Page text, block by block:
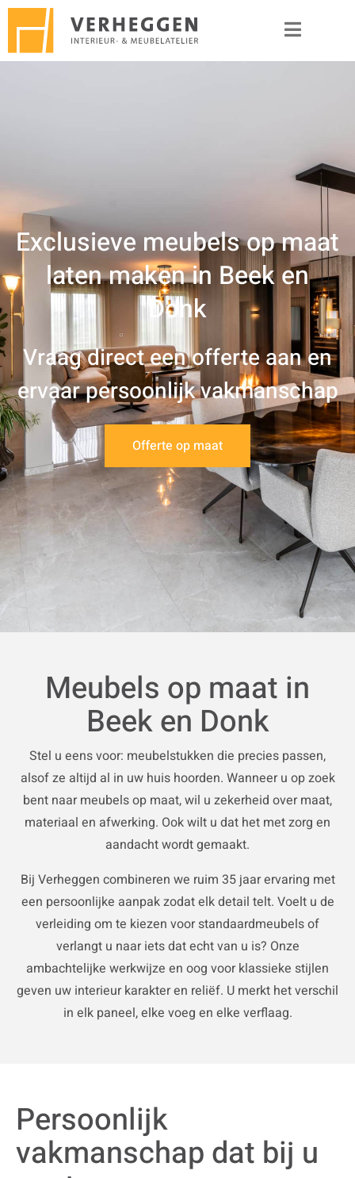
Exclusieve meubels op maat
laten maken in Beek en
Donk
Vraag direct een offerte aan en
ervaar persoonlijk vakmanschap
Offerte op maat
Meubels op maat in
Beek en Donk
Stel u eens voor: meubelstukken die precies passen,
alsof ze altijd al in uw huis hoorden. Wanneer u op zoek
bent naar meubels op maat, wil u zekerheid over maat,
materiaal en afwerking. Ook wilt u dat het met zorg en
aandacht wordt gemaakt.
Bij Verheggen combineren we ruim 35 jaar ervaring met
een persoonlijke aanpak zodat elk detail telt. Voelt u de
verleiding om te kiezen voor standaardmeubels of
verlangt u naar iets dat echt van u is? Onze
ambachtelijke werkwijze en oog voor klassieke stijlen
geven uw interieur karakter en reliëf. U merkt het verschil
in elk paneel, elke voeg en elke verflaag.
Persoonlijk
vakmanschap dat bij u